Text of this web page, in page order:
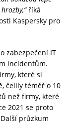
říká
Kaspersky pro
zabezpečení IT
incidentům.
které si
čelily téměř o 10
než firmy, které
2021 se proto
průzkum